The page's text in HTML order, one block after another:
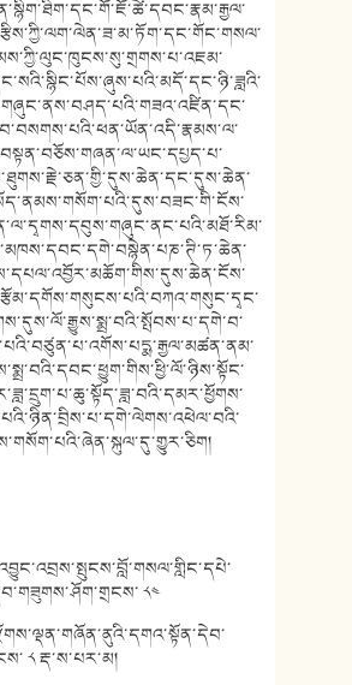
༨༤
༨ རྡ་ས་པར་མ།